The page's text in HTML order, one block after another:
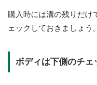
購入時には溝の残りだけ
ェックしておきましょう。
ボディは下側のチェ